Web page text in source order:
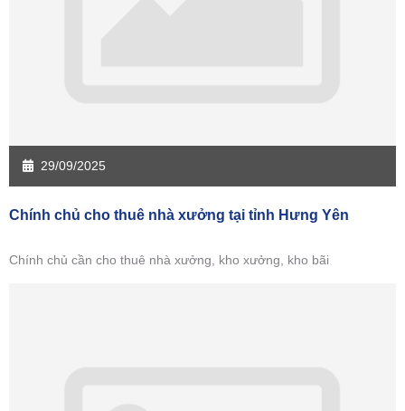
29/09/2025
Chính chủ cho thuê nhà xưởng tại tỉnh Hưng Yên
Chính chủ cần cho thuê nhà xưởng, kho xưởng, kho bãi